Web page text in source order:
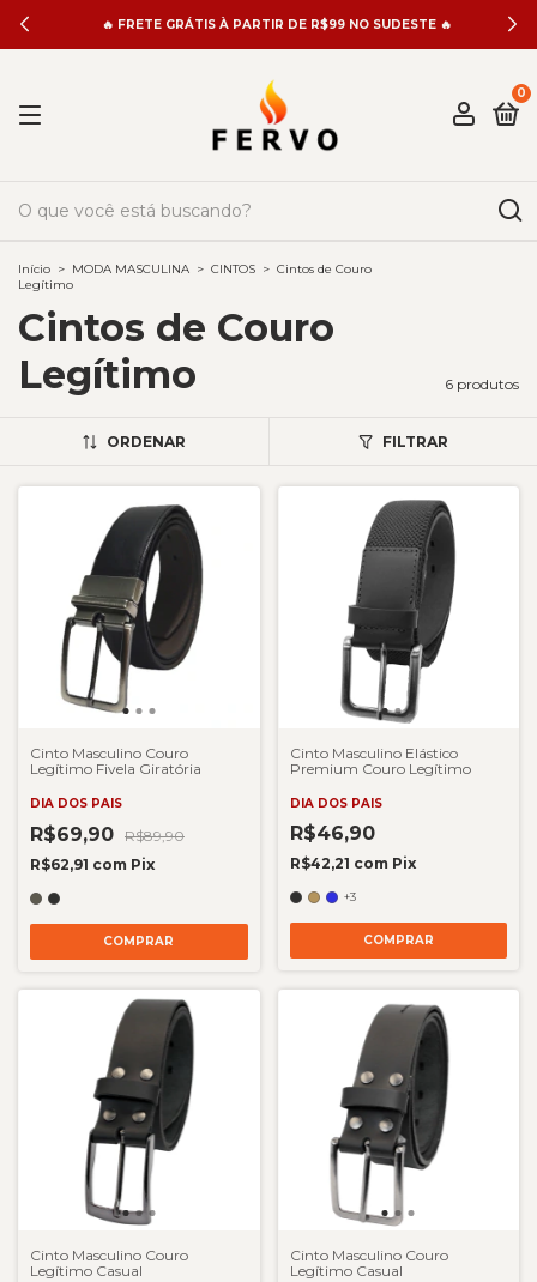
🔥 FRETE GRÁTIS À PARTIR DE R$99 NO SUDESTE 🔥
0
Início > MODA MASCULINA > CINTOS > Cintos de Couro
Legítimo
Cintos de Couro
Legítimo
6 produtos
ORDENAR FILTRAR
Cinto Masculino Couro
Legítimo Fivela Giratória
DIA DOS PAIS
R$69,90 R$89,90
R$62,91 com Pix
COMPRAR
Cinto Masculino Elástico
Premium Couro Legítimo
DIA DOS PAIS
R$46,90
R$42,21 com Pix
+3
COMPRAR
Cinto Masculino Couro
Legítimo Casual
Cinto Masculino Couro
Legítimo Casual